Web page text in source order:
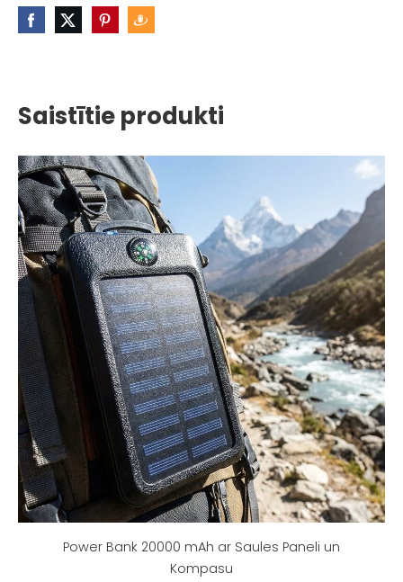
Saistītie produkti
Power Bank 20000 mAh ar Saules Paneli un
Kompasu